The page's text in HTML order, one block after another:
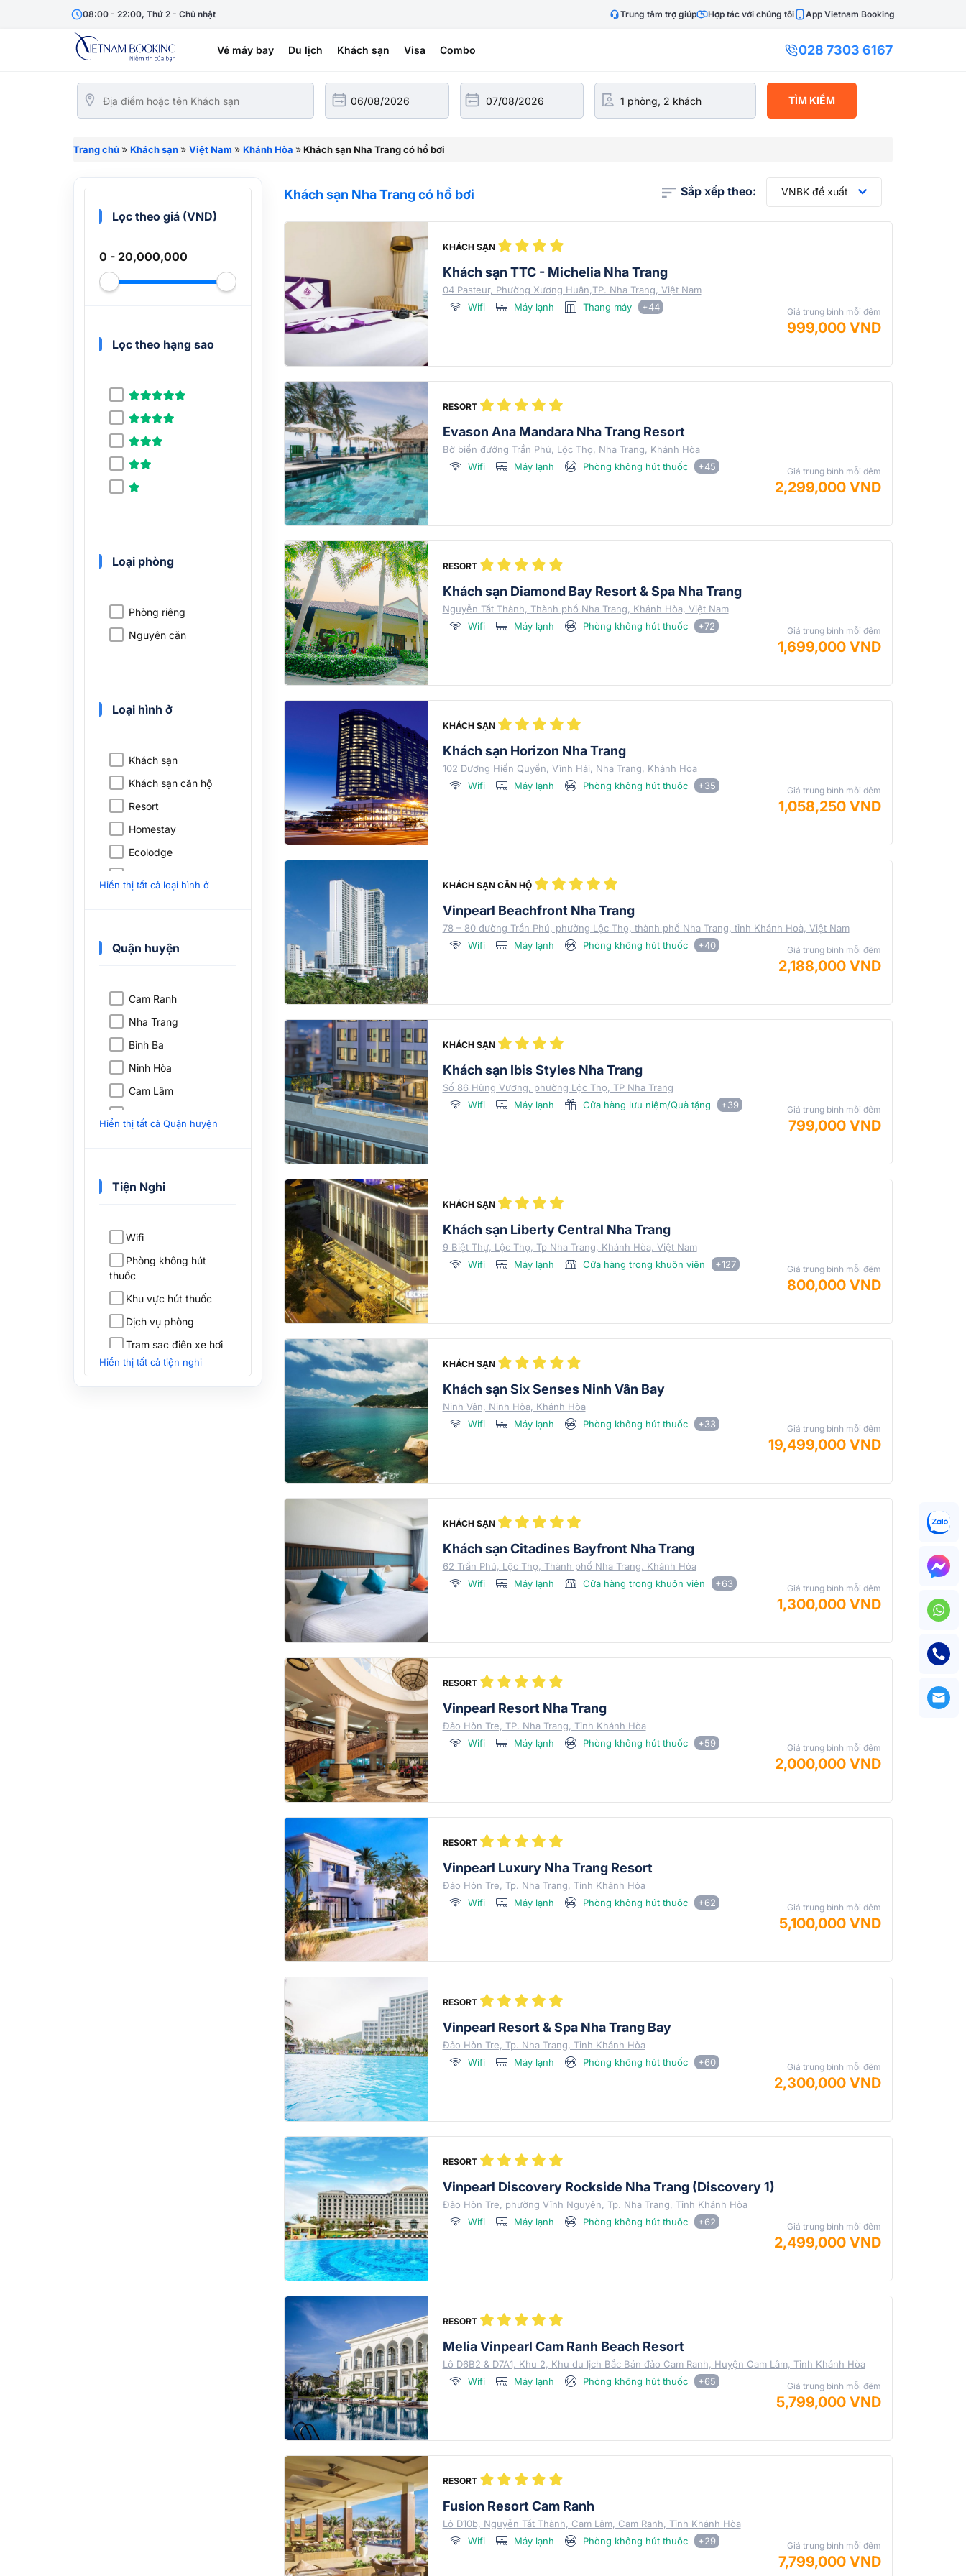
08:00 - 22:00, Thứ 2 - Chủ nhật Trung tâm trợ giúp Hợp tác với chúng tôi App Vietnam Booking
Vé máy bay Du lịch Khách sạn Visa Combo 028 7303 6167
TÌM KIẾM
Trang chủ » Khách sạn » Việt Nam » Khánh Hòa »Khách sạn Nha Trang có hồ bơi
Lọc theo giá (VND)
0 - 20,000,000
Lọc theo hạng sao
Loại phòng
Phòng riêng
Nguyên căn
Loại hình ở
Khách sạn
Khách sạn căn hộ
Resort
Homestay
Ecolodge
Nhà nghỉ mát
Nhà Gỗ
Căn hộ chung cư
Căn hộ Studio
Căn hộ dịch vụ
Hiển thị tất cả loại hình ở
Quận huyện
Cam Ranh
Nha Trang
Bình Ba
Ninh Hòa
Cam Lâm
Hiển thị tất cả Quận huyện
Tiện Nghi
Wifi
Phòng không hút
thuốc
Khu vực hút thuốc
Dịch vụ phòng
Trạm sạc điện xe hơi
Bàn làm việc
Nhà hàng
Hiển thị tất cả tiện nghi
Khách sạn Nha Trang có hồ bơi Sắp xếp theo: VNBK đề xuất
KHÁCH SẠN
Khách sạn TTC - Michelia Nha Trang
04 Pasteur, Phường Xương Huân,TP. Nha Trang, Việt Nam
Wifi
Máy lạnh Thang máy +44 Giá trung bình mỗi đêm
999,000 VND
RESORT
Evason Ana Mandara Nha Trang Resort
Bờ biển đường Trần Phú, Lộc Thọ, Nha Trang, Khánh Hòa
Wifi
Máy lạnh Phòng không hút thuốc +45 Giá trung bình mỗi đêm
2,299,000 VND
RESORT
Khách sạn Diamond Bay Resort & Spa Nha Trang
Nguyễn Tất Thành, Thành phố Nha Trang, Khánh Hòa, Việt Nam
Wifi
Máy lạnh Phòng không hút thuốc +72 Giá trung bình mỗi đêm
1,699,000 VND
KHÁCH SẠN
Khách sạn Horizon Nha Trang
102 Dương Hiến Quyền, Vĩnh Hải, Nha Trang, Khánh Hòa
Wifi
Máy lạnh Phòng không hút thuốc +35 Giá trung bình mỗi đêm
1,058,250 VND
KHÁCH SẠN CĂN HỘ
Vinpearl Beachfront Nha Trang
78 – 80 đường Trần Phú, phường Lộc Thọ, thành phố Nha Trang, tỉnh Khánh Hoà, Việt Nam
Wifi
Máy lạnh Phòng không hút thuốc +40 Giá trung bình mỗi đêm
2,188,000 VND
KHÁCH SẠN
Khách sạn Ibis Styles Nha Trang
Số 86 Hùng Vương, phường Lộc Thọ, TP Nha Trang
Wifi
Máy lạnh Cửa hàng lưu niệm/Quà tặng +39 Giá trung bình mỗi đêm
799,000 VND
KHÁCH SẠN
Khách sạn Liberty Central Nha Trang
9 Biệt Thự, Lộc Thọ, Tp Nha Trang, Khánh Hòa, Việt Nam
Wifi
Máy lạnh Cửa hàng trong khuôn viên +127 Giá trung bình mỗi đêm
800,000 VND
KHÁCH SẠN
Khách sạn Six Senses Ninh Vân Bay
Ninh Vân, Ninh Hòa, Khánh Hòa
Wifi
Máy lạnh Phòng không hút thuốc +33 Giá trung bình mỗi đêm
19,499,000 VND
KHÁCH SẠN
Khách sạn Citadines Bayfront Nha Trang
62 Trần Phú, Lộc Thọ, Thành phố Nha Trang, Khánh Hòa
Wifi
Máy lạnh Cửa hàng trong khuôn viên +63 Giá trung bình mỗi đêm
1,300,000 VND
RESORT
Vinpearl Resort Nha Trang
Đảo Hòn Tre, TP. Nha Trang, Tỉnh Khánh Hòa
Wifi
Máy lạnh Phòng không hút thuốc +59 Giá trung bình mỗi đêm
2,000,000 VND
RESORT
Vinpearl Luxury Nha Trang Resort
Đảo Hòn Tre, Tp. Nha Trang, Tỉnh Khánh Hòa
Wifi
Máy lạnh Phòng không hút thuốc +62 Giá trung bình mỗi đêm
5,100,000 VND
RESORT
Vinpearl Resort & Spa Nha Trang Bay
Đảo Hòn Tre, Tp. Nha Trang, Tỉnh Khánh Hòa
Wifi
Máy lạnh Phòng không hút thuốc +60 Giá trung bình mỗi đêm
2,300,000 VND
RESORT
Vinpearl Discovery Rockside Nha Trang (Discovery 1)
Đảo Hòn Tre, phường Vĩnh Nguyên, Tp. Nha Trang, Tỉnh Khánh Hòa
Wifi
Máy lạnh Phòng không hút thuốc +62 Giá trung bình mỗi đêm
2,499,000 VND
RESORT
Melia Vinpearl Cam Ranh Beach Resort
Lô D6B2 & D7A1, Khu 2, Khu du lịch Bắc Bán đảo Cam Ranh, Huyện Cam Lâm, Tỉnh Khánh Hòa
Wifi
Máy lạnh Phòng không hút thuốc +65 Giá trung bình mỗi đêm
5,799,000 VND
RESORT
Fusion Resort Cam Ranh
Lô D10b, Nguyễn Tất Thành, Cam Lâm, Cam Ranh, Tỉnh Khánh Hòa
Wifi
Máy lạnh Phòng không hút thuốc +29 Giá trung bình mỗi đêm
7,799,000 VND